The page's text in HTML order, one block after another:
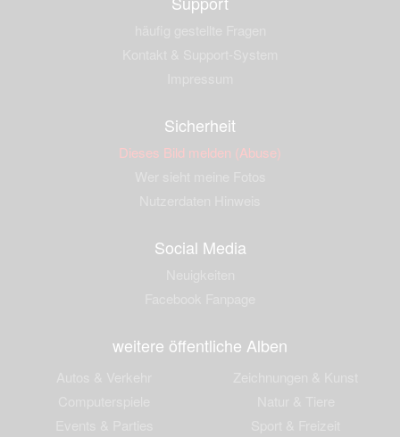
Sicherheit
Dieses Bild melden (Abuse)
Social Media
weitere öffentliche Alben